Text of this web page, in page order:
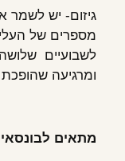
גיזום- יש לשמר
מספרים של
לשבועיים
ומרגיעה
מתאים לבונסאי